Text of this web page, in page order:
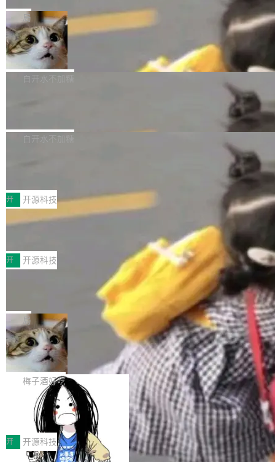
是把这段空隙补上。 回退到任何一次编辑：Delt
aDB 捕获 commit 之间的每一次操作，...
微软同期总资本开支的四成。 与亚马逊、Alpha
bet、微软以及 Meta 等传统科技巨头相比，Spa
ceXAI的资金消耗速度尤为引人瞩目。然而，支
撑庞大支出的资金来源却呈现出截然不同的面
貌。数据显示，微软和 Meta 主要依托充沛的经
一个在终端里运行的编程 agent；Muse Spark
1.2，驱动这个 agent 的新模型。一句话概括：
你可以用 curl -fsSL https://dev.meta.ai/install.
sh | bash 安装一个能在大项目里自动规划、写
代码、验证结果的 AI 终端工具。 据介绍，Muse
个主 agent 循环，外加一组后台 agent。这些后
局
美团开源 LoHoSearch，用知识图谱校
准 AI 能力认知
机器出题的前提，是让机器拥有全局视野。整个
构建流程可以分为四个环节：建图 → 控制难度
白开水不加糖
库，并将作为transport接入Mooncake TENT。
MPComm将作为一种传输引擎接入Mooncake T
ENT，实现零拷贝传输性能提升30%、非零拷贝
传输性能最高提升5倍。UCL-MPComm底层基
于自研UCL-Engine通信引擎，后续腾讯网平将
持续开源更多基于UCL-Engine的高性能通信组
件。 腾讯网平团队在UCL-MPComm中实现了一
个独立于业务线程的全局通信引擎（Engine），
白开水不加糖
型案例入选名单》，深信服“面向企业研发场景的
开源 AI 编程平台 CoStrict 应用”凭借卓越的技术
创新与落地成效成功入选。 全链路私有化部署，
助力企业AI研发安全落地 当前，越来越多企业已
经开始引入 AI Coding 工具，通过调用公有云模
型或企业内部部署模型提升研发效率。但随着 AI
Coding 从个人辅助工具逐步走向团队级、组织
级应用，企业在规模化落地过程中，对安全性、
可控性和代码质量提出了更高要求。 首先是数据
安全与合规要求。对于大多数普通研发场景，公
有云模型能够满足快速试用和效率提升的需求。
但对于金融、能源、医疗等对数据安全要求较...
开 开源科技
深信服AI算力网关入选工信部人工智能
前不久，工业和信息化部正式发布《2025年人工
智能应用典型案例名单》，集中展示人工智能在
各领域的应用成果，覆盖技术底座、行业赋能、
产品应用、支撑保障、专题等五大方向。深信服
AI算力网关（AI创新平台）成功入选！ 随着各行
各业的Agent走向规模化建设，算力构成形态逐
渐丰富，用户关注的重点也在发生变化：不只是
让AI用起来，还要进一步看清混合算力时代下，
Token花在哪里、算力是否被充分利用，以及持
续增长的AI成本该如何优化。 深信服AI算力网关
正是围绕这些实际问题，从Token治理和成本治
理两个方面，让用户的每一份算力都看得清、管
得住、用得稳、省得下、更安全！ 一、从现在开
始，Token使用一目...
开 开源科技
Jeff Dean 离开 Google：一个时代的结
束，一个实验室的开始
Google 员工编号 20。MapReduce 作者之一。
Bigtable 作者之一。TensorFlow 的作者之一。
Gemini 的架构师。Google 首席科学家。 Jeff D
ean 在 Google 工作了 27 年后，宣布离职。 他
不是一个人走。一同离开的还有 Sanjay Ghema
wat（Google 员工编号 23，Jeff Dean 二十多
年的编程搭档，MapReduce 和 Bigtable 的共同
作者）、Quoc Le（Google 大脑核心成员，Se
q2Seq 和 DocAI 的共同发明人）以及 Oriol Vin
yals（Gemini 联合负责人，AlphaSta...
局
🔥 SolonCode v2026.8.4 发布：界面
字体可调、22 种语言、记忆搜索增强
打开终端就能上岗的全中文编码智能体，这一轮
把「看得清、用母语、记得住」三件事一次补
齐。 SolonCode 是什么 SolonCode 是杭州无
耳科技研发的企业级终端编码智能体——一位全
中文驱动的数字员工，自主理解需求、规划步
骤、编写代码。不挑模型、不挑平台，curl 一行
装完即用。 开源地址：Gitee · GitCode · GitHu
梅子酒好吃
让“代码语义理解”深度释放AI Coding
价值潜能：华为云码道（CodeArts）
代码仓技术解析
一、代码仓深度理解技术的作用与价值 在软件工
程实践中，代码仓是企业核心知识资产的主要载
体。企业级代码仓库通常包含数十万乃至数百万
开 开源科技